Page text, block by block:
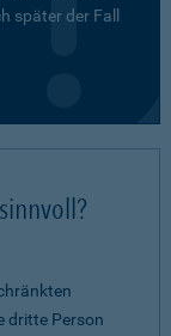
später der Fall
dritte Person